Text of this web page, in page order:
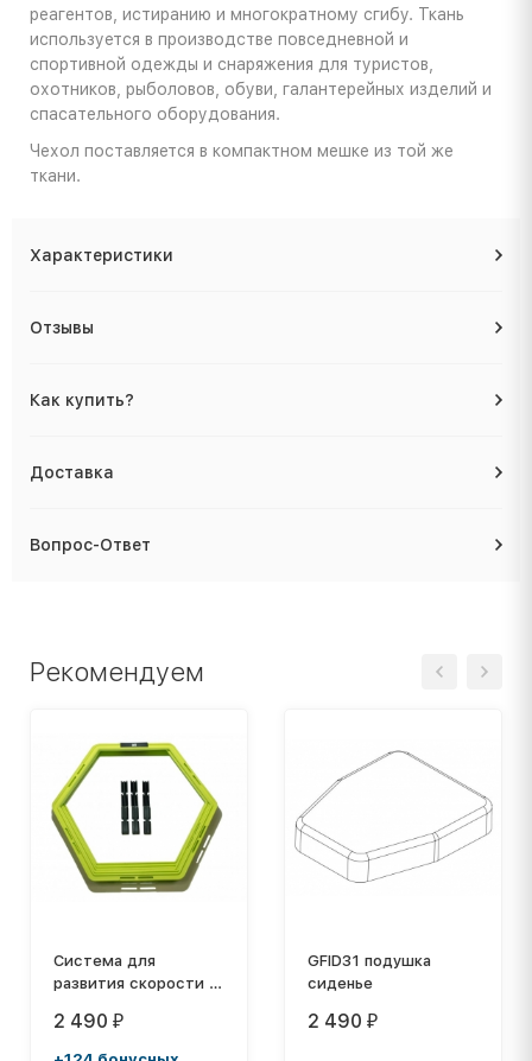
реагентов, истиранию и многократному сгибу. Ткань
используется в производстве повседневной и
спортивной одежды и снаряжения для туристов,
охотников, рыболовов, обуви, галантерейных изделий и
спасательного оборудования.
Чехол поставляется в компактном мешке из той же
ткани.
Характеристики
Отзывы
Как купить?
Доставка
Вопрос-Ответ
Рекомендуем
Система для
развития скорости и
2 490 ₽
GFID31 подушка
сиденье
2 490 ₽